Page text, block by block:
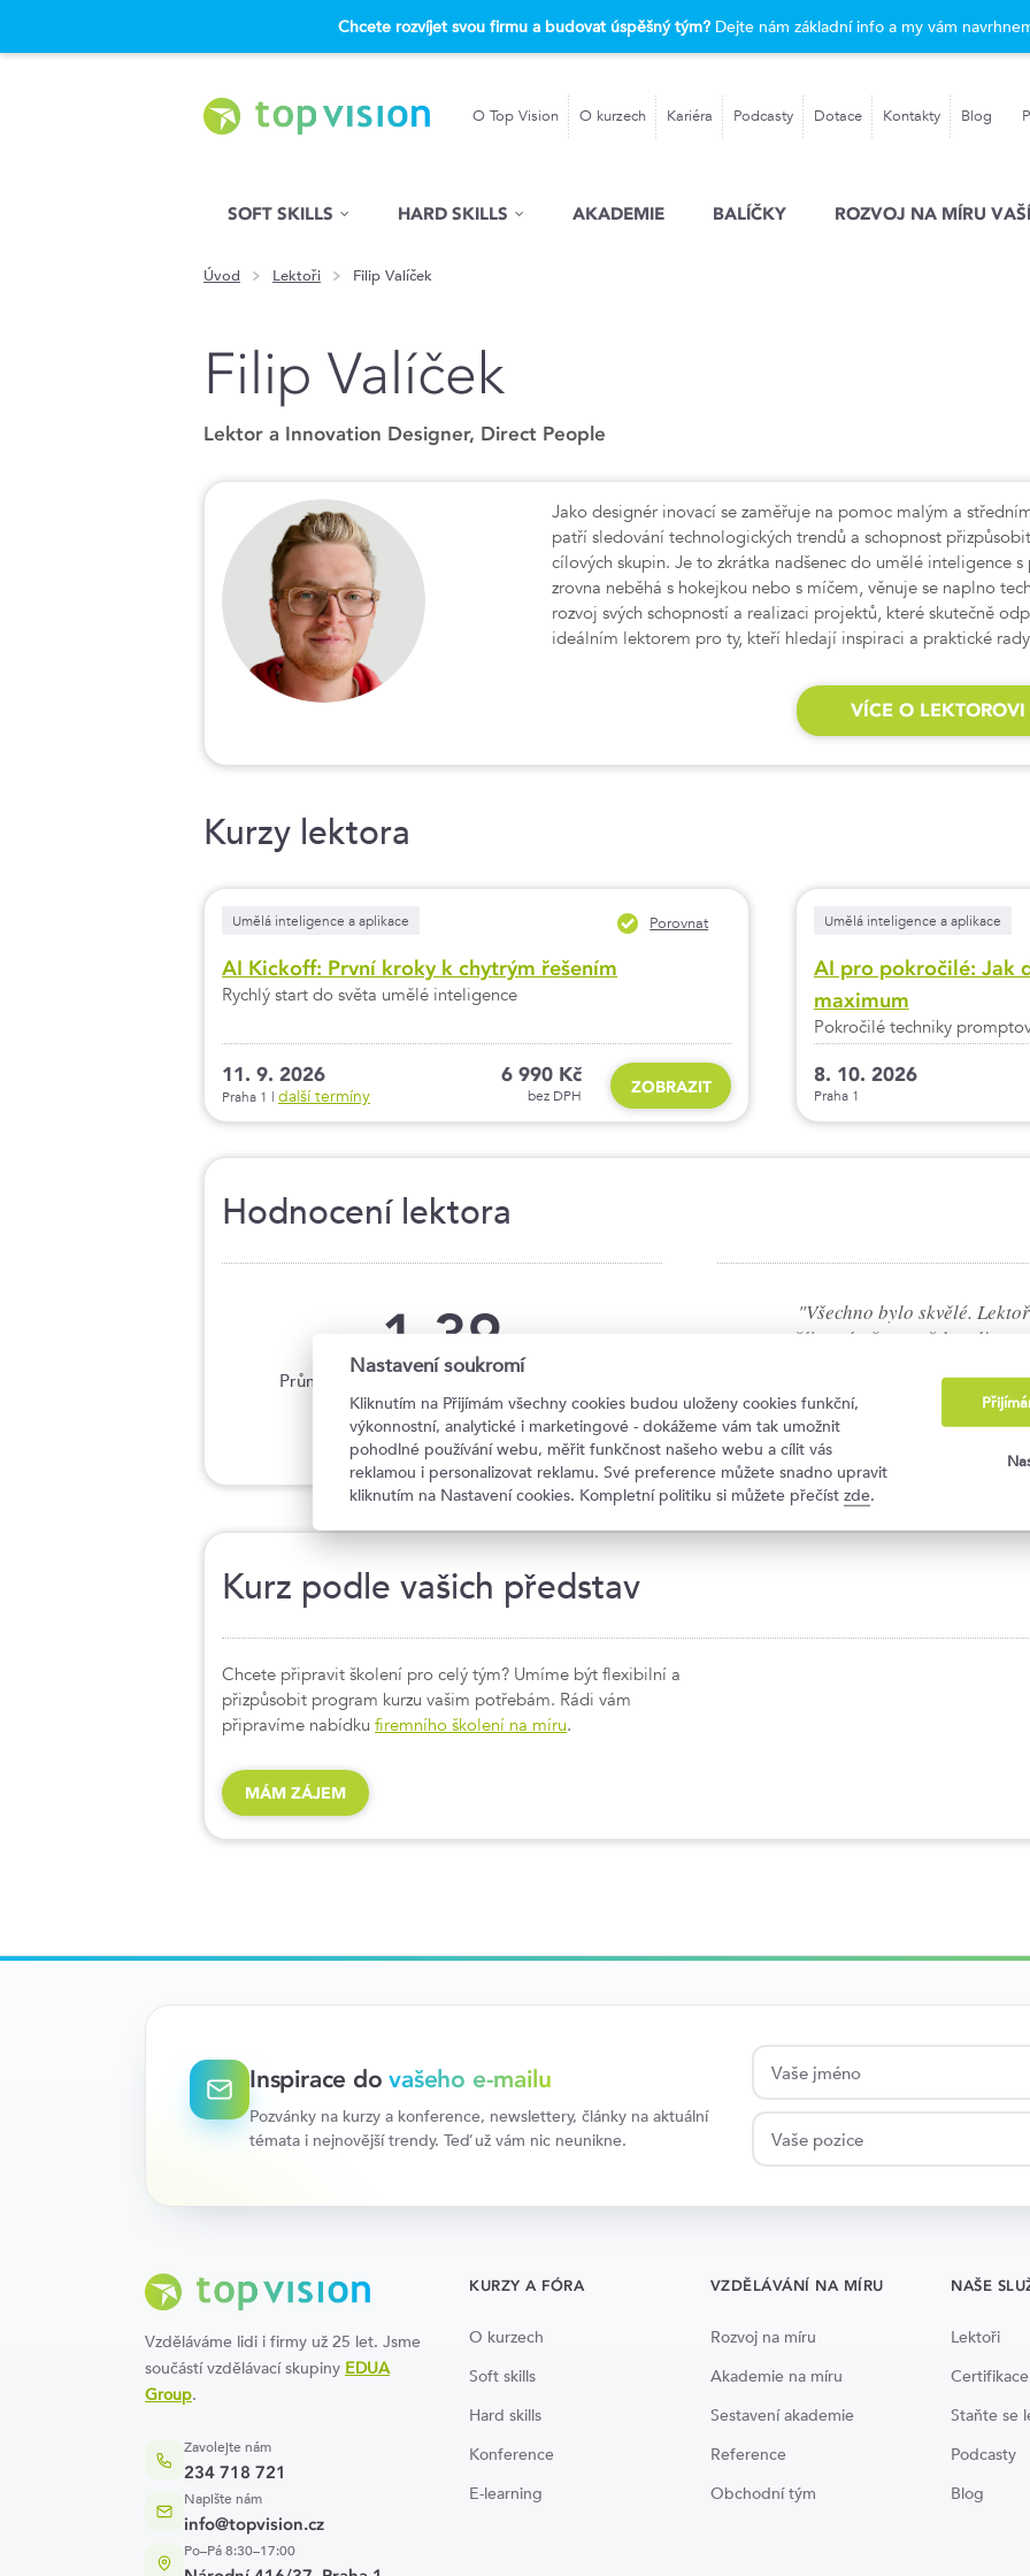
Chcete rozvíjet svou firmu a budovat úspěšný tým?Dejte nám základní info a my vám
O Top Vision O kurzech Kariéra Podcasty Dotace Kontakty Blog
SOFT SKILLS HARD SKILLS AKADEMIE BALÍČKY ROZVOJ NA MÍRU
Úvod Lektoři Filip Valíček
Filip Valíček
Lektor a Innovation Designer, Direct People
Jako designér inovací se zaměřuje na pomoc malým a
patří sledování technologických trendů a schopnost
cílových skupin. Je to zkrátka nadšenec do umělé inteligence
zrovna neběhá s hokejkou nebo s míčem, věnuje se naplno
rozvoj svých schopností a realizaci projektů, které skutečně
ideálním lektorem pro ty, kteří hledají inspiraci a praktické
VÍCE O LEKTOROVI
Kurzy lektora
Umělá inteligence a aplikace Porovnat
AI Kickoff: První kroky k chytrým řešením
Rychlý start do světa umělé inteligence
11. 9. 2026
Praha 1 | další termíny
6 990 Kč
bez DPH ZOBRAZIT
Umělá inteligence a aplikace
AI pro pokročilé: Jak
maximum
Pokročilé techniky
8. 10. 2026
Praha 1
Hodnocení lektora
1,39
Průměrné hodnocení lektora od účastníků
Všechno bylo skvělé.
příjemní, vše vysvětlovali
Kristýna Englová, Jipka
AI Kickoff: První
Kurz podle vašich představ
Chcete připravit školení pro celý tým? Umíme být flexibilní a
přizpůsobit program kurzu vašim potřebám. Rádi vám
připravíme nabídku firemního školení na míru.
MÁM ZÁJEM
Inspirace dovašeho e-mailu
Pozvánky na kurzy a konference, newslettery, články na aktuální
témata i nejnovější trendy. Teď už vám nic neunikne.
Vzděláváme lidi i firmy už 25 let. Jsme
součástí vzdělávací skupiny EDUA
Group.
Zavolejte nám
234 718 721
Napište nám
info@topvision.cz
Po–Pá 8:30–17:00
KURZY A FÓRA
O kurzech
Soft skills
Hard skills
Konference
E-learning
VZDĚLÁVÁNÍ NA MÍRU
Rozvoj na míru
Akademie na míru
Sestavení akademie
Reference
Obchodní tým
NAŠE
Lektoři
Certifikace
Staňte se
Podcasty
Blog
Nastavení soukromí
Kliknutím na Přijímám všechny cookies budou uloženy cookies funkční,
výkonnostní, analytické i marketingové - dokážeme vám tak umožnit
pohodlné používání webu, měřit funkčnost našeho webu a cílit vás
reklamou i personalizovat reklamu. Své preference můžete snadno upravit
kliknutím na Nastavení cookies. Kompletní politiku si můžete přečíst zde.